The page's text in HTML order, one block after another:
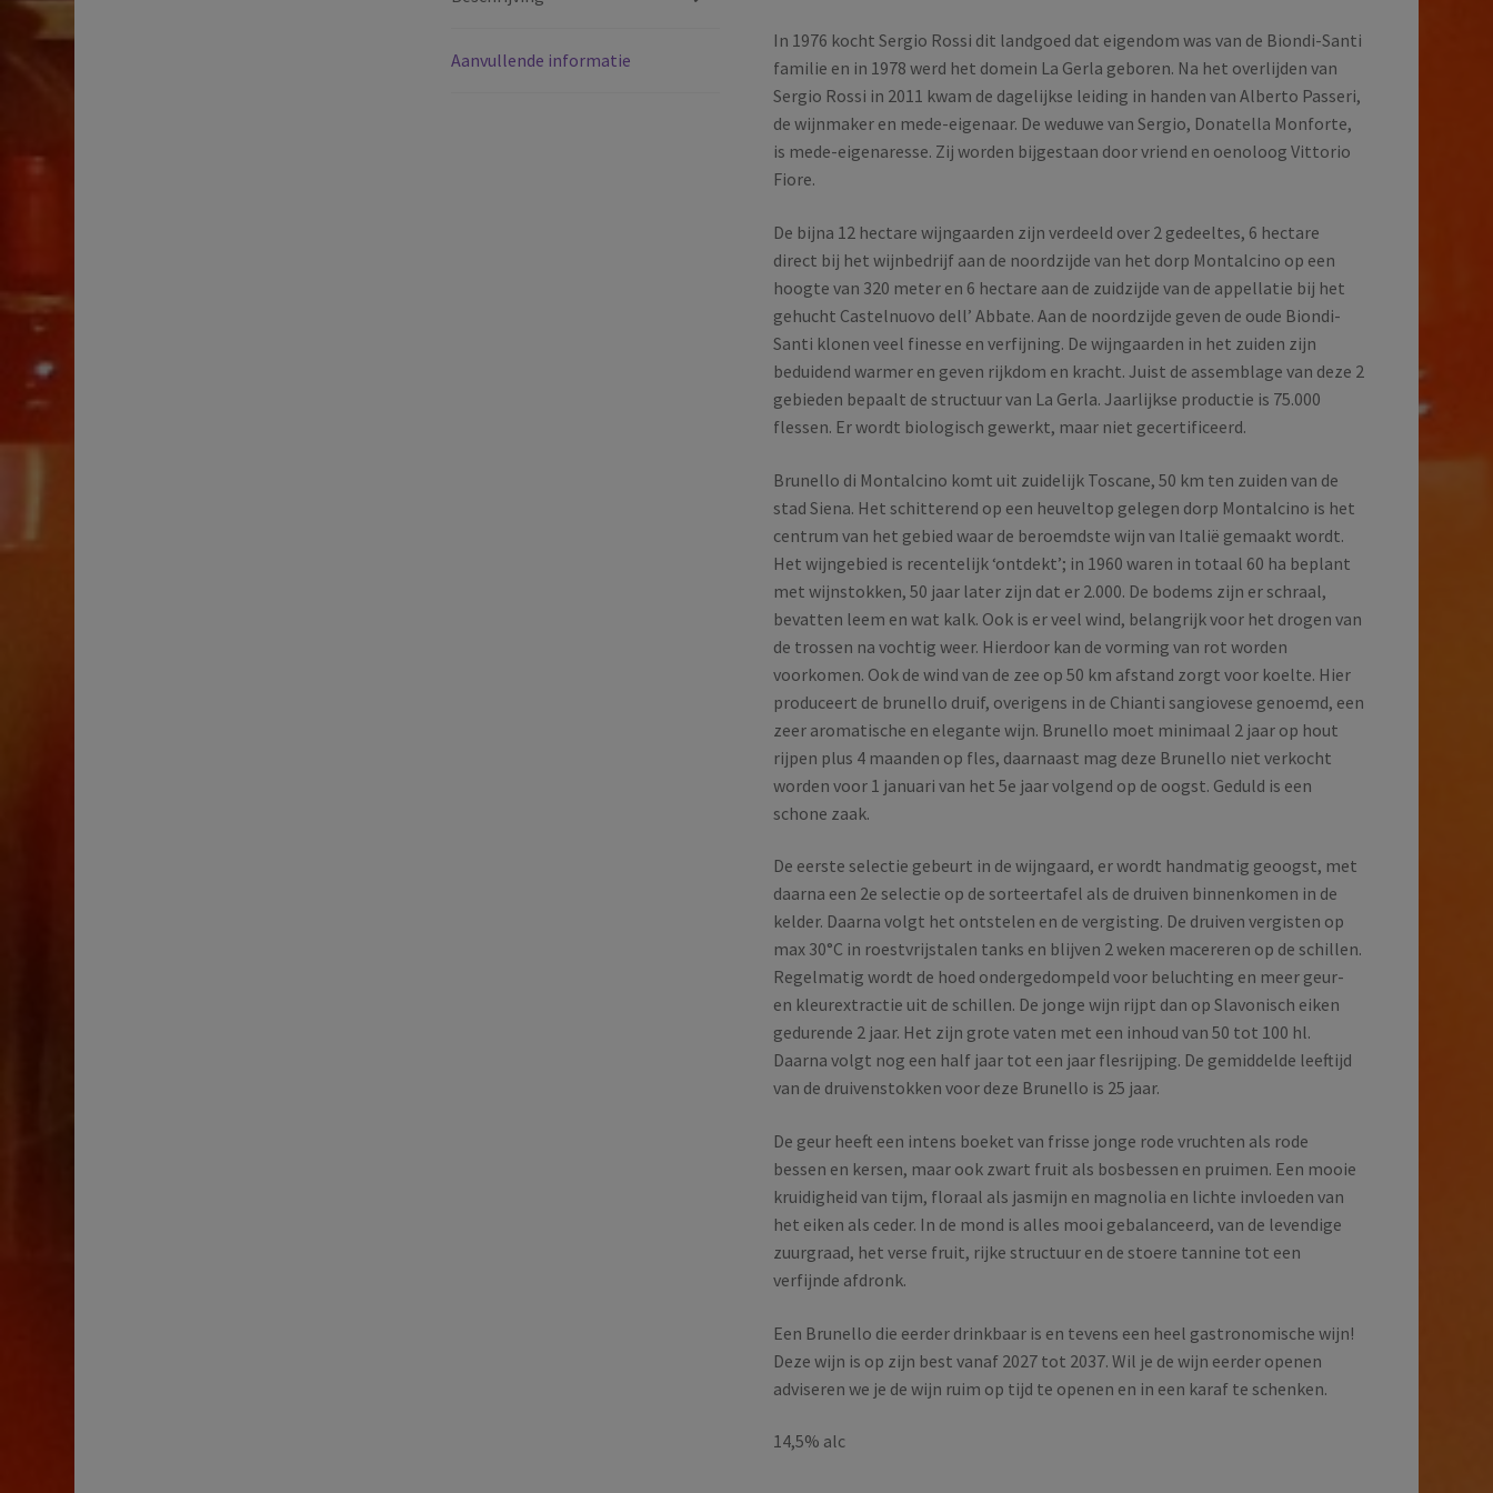
|
Italië
|
2019
aantal
Aanvullende informatie
In 1976 kocht Sergio Rossi dit landgoed dat eigendom was van de Biondi-Santi
familie en in 1978 werd het domein La Gerla geboren. Na het overlijden van
Sergio Rossi in 2011 kwam de dagelijkse leiding in handen van Alberto Passeri,
de wijnmaker en mede-eigenaar. De weduwe van Sergio, Donatella Monforte,
is mede-eigenaresse. Zij worden bijgestaan door vriend en oenoloog Vittorio
Fiore.
De bijna 12 hectare wijngaarden zijn verdeeld over 2 gedeeltes, 6 hectare
direct bij het wijnbedrijf aan de noordzijde van het dorp Montalcino op een
hoogte van 320 meter en 6 hectare aan de zuidzijde van de appellatie bij het
gehucht Castelnuovo dell’ Abbate. Aan de noordzijde geven de oude Biondi-
Santi klonen veel finesse en verfijning. De wijngaarden in het zuiden zijn
beduidend warmer en geven rijkdom en kracht. Juist de assemblage van deze 2
gebieden bepaalt de structuur van La Gerla. Jaarlijkse productie is 75.000
flessen. Er wordt biologisch gewerkt, maar niet gecertificeerd.
Brunello di Montalcino komt uit zuidelijk Toscane, 50 km ten zuiden van de
stad Siena. Het schitterend op een heuveltop gelegen dorp Montalcino is het
centrum van het gebied waar de beroemdste wijn van Italië gemaakt wordt.
Het wijngebied is recentelijk ‘ontdekt’; in 1960 waren in totaal 60 ha beplant
met wijnstokken, 50 jaar later zijn dat er 2.000. De bodems zijn er schraal,
bevatten leem en wat kalk. Ook is er veel wind, belangrijk voor het drogen van
de trossen na vochtig weer. Hierdoor kan de vorming van rot worden
voorkomen. Ook de wind van de zee op 50 km afstand zorgt voor koelte. Hier
produceert de brunello druif, overigens in de Chianti sangiovese genoemd, een
zeer aromatische en elegante wijn. Brunello moet minimaal 2 jaar op hout
rijpen plus 4 maanden op fles, daarnaast mag deze Brunello niet verkocht
worden voor 1 januari van het 5e jaar volgend op de oogst. Geduld is een
schone zaak.
De eerste selectie gebeurt in de wijngaard, er wordt handmatig geoogst, met
daarna een 2e selectie op de sorteertafel als de druiven binnenkomen in de
kelder. Daarna volgt het ontstelen en de vergisting. De druiven vergisten op
max 30°C in roestvrijstalen tanks en blijven 2 weken macereren op de schillen.
Regelmatig wordt de hoed ondergedompeld voor beluchting en meer geur-
en kleurextractie uit de schillen. De jonge wijn rijpt dan op Slavonisch eiken
gedurende 2 jaar. Het zijn grote vaten met een inhoud van 50 tot 100 hl.
Daarna volgt nog een half jaar tot een jaar flesrijping. De gemiddelde leeftijd
van de druivenstokken voor deze Brunello is 25 jaar.
De geur heeft een intens boeket van frisse jonge rode vruchten als rode
bessen en kersen, maar ook zwart fruit als bosbessen en pruimen. Een mooie
kruidigheid van tijm, floraal als jasmijn en magnolia en lichte invloeden van
het eiken als ceder. In de mond is alles mooi gebalanceerd, van de levendige
zuurgraad, het verse fruit, rijke structuur en de stoere tannine tot een
verfijnde afdronk.
Een Brunello die eerder drinkbaar is en tevens een heel gastronomische wijn!
Deze wijn is op zijn best vanaf 2027 tot 2037. Wil je de wijn eerder openen
adviseren we je de wijn ruim op tijd te openen en in een karaf te schenken.
14,5% alc